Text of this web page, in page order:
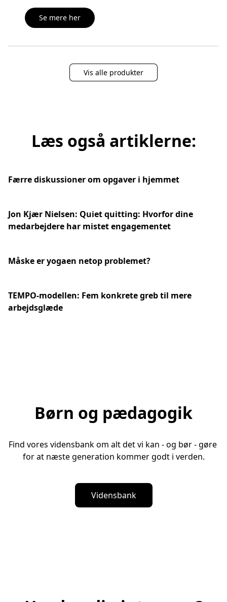
Se mere her
Vis alle produkter
Læs også artiklerne:
Færre diskussioner om opgaver i hjemmet
Jon Kjær Nielsen: Quiet quitting: Hvorfor dine
medarbejdere har mistet engagementet
Måske er yogaen netop problemet?
TEMPO-modellen: Fem konkrete greb til mere
arbejdsglæde
Børn og pædagogik
Find vores vidensbank om alt det vi kan - og bør - gøre
for at næste generation kommer godt i verden.
Vidensbank